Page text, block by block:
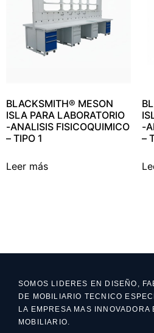
BLACKSMITH® MESON
ISLA PARA LABORATORIO
-ANALISIS FISICOQUIMICO
– TIPO 1
Leer más
-
–
SOMOS LIDERES EN DISEÑO,
DE MOBILIARIO TECNICO
LA EMPRESA MAS INNOVADORA
MOBILIARIO.